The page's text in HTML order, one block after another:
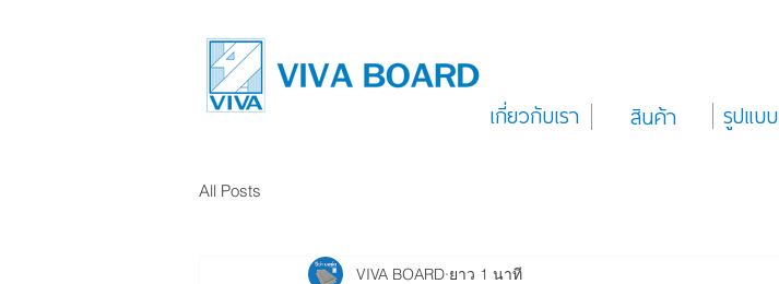
เกี่ยวกับเรา สินค้า รูปแบ
All Posts
VIVA BOARD ยาว 1 นาที